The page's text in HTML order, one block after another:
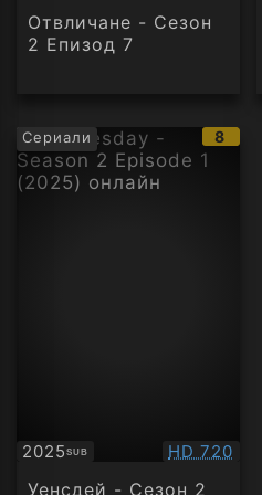
Отвличане - Сезон
2 Епизод 7
Сериали
IMDb
8
2025SUB
Субтитри Качество:
HD 720
Уенсдей - Сезон 2